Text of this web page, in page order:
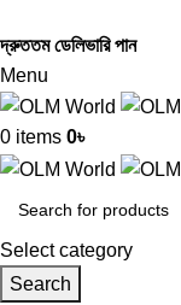
দ্রুততম ডেলিভারি পান
Menu
0 items 0৳
Select category
Search